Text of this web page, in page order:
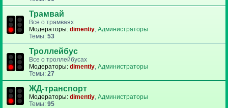
Трамвай
Все о трамваях
Модераторы: dimentiy, Администраторы
Темы: 53
Троллейбус
Все о троллейбусах
Модераторы: dimentiy, Администраторы
Темы: 27
ЖД-транспорт
Модераторы: dimentiy, Администраторы
Темы: 95